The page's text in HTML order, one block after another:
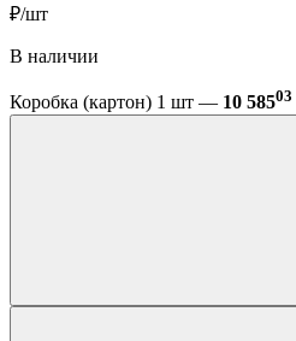
₽/шт
В наличии
Коробка (картон) 1 шт — 10 58503